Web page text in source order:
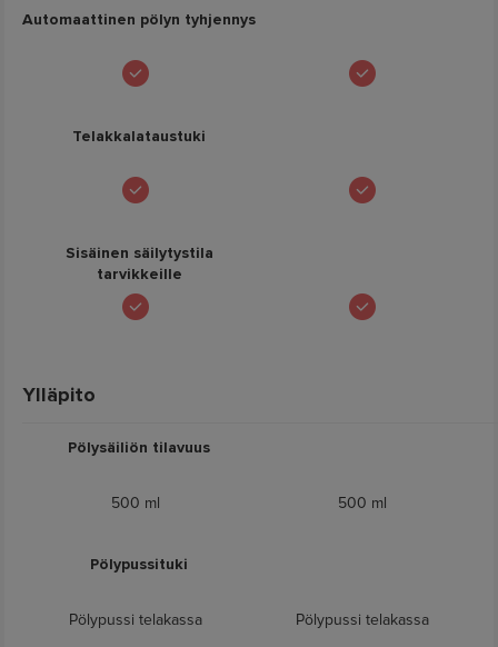
Automaattinen pölyn tyhjennys
Telakkalataustuki
Sisäinen säilytystila
tarvikkeille
Ylläpito
Pölysäiliön tilavuus
Pölypussituki
500 ml
Pölypussi telakassa
500 ml
Pölypussi telakassa